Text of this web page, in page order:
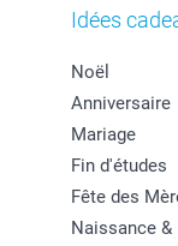
Idées
Noël
Anniversaire
Mariage
Fin d'études
Fête des
Naissance &